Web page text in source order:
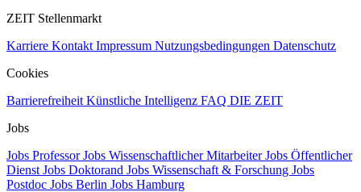
ZEIT Stellenmarkt
Karriere Kontakt Impressum Nutzungsbedingungen Datenschutz
Cookies
Barrierefreiheit Künstliche Intelligenz FAQ DIE ZEIT
Jobs
Jobs ProfessorJobs Wissenschaftlicher MitarbeiterJobs Öffentlicher
Dienst Jobs Doktorand Jobs Wissenschaft & Forschung Jobs
Postdoc Jobs Berlin Jobs Hamburg